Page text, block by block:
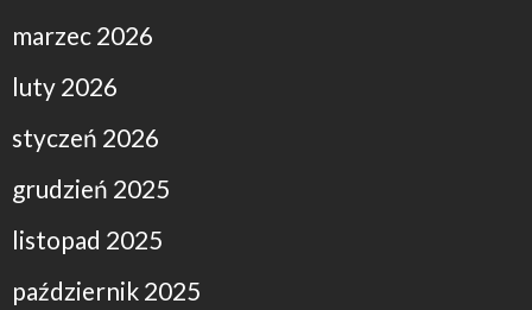
marzec 2026
luty 2026
styczeń 2026
grudzień 2025
listopad 2025
październik 2025